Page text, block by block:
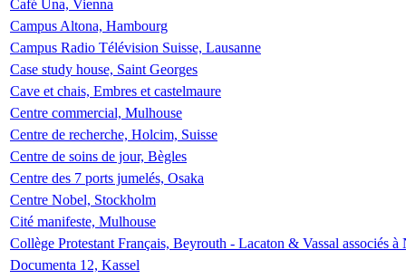
Café Una, Vienna
Campus Altona, Hambourg
Campus Radio Télévision Suisse, Lausanne
Case study house, Saint Georges
Cave et chais, Embres et castelmaure
Centre commercial, Mulhouse
Centre de recherche, Holcim, Suisse
Centre de soins de jour, Bègles
Centre des 7 ports jumelés, Osaka
Centre Nobel, Stockholm
Cité manifeste, Mulhouse
Collège Protestant Français, Beyrouth - Lacaton & Vassal associés
Documenta 12, Kassel